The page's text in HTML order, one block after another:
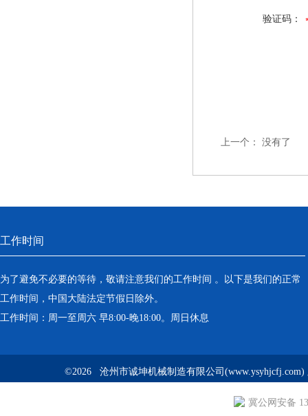
验证码：
上一个： 没有了
工作时间
为了避免不必要的等待，敬请注意我们的工作时间 。以下是我们的正常
工作时间，中国大陆法定节假日除外。
工作时间：周一至周六 早8:00-晚18:00。周日休息
©2026 沧州市诚坤机械制造有限公司
冀公网安备